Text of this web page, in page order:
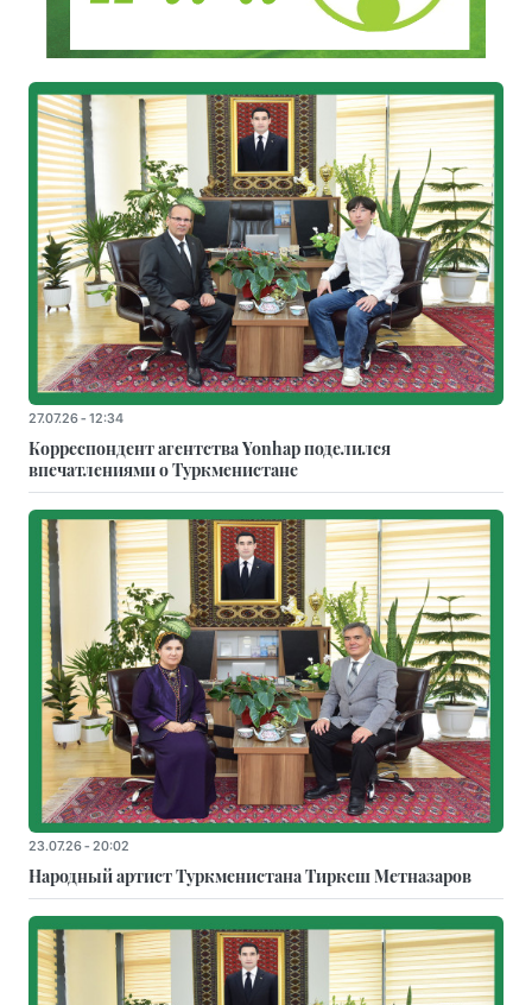
27.07.26 - 12:34
Корреспондент агентства Yonhap поделился
впечатлениями о Туркменистане
23.07.26 - 20:02
Народный артист Туркменистана Тиркеш Мeтназаров